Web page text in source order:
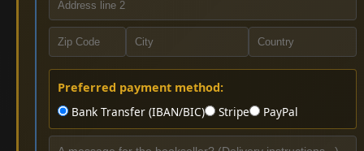
Preferred payment method:
Bank Transfer (IBAN/BIC)
Stripe PayPal